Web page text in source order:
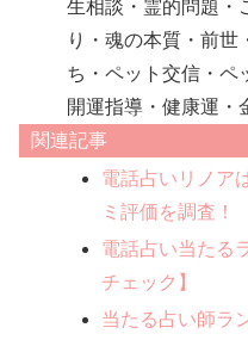
生相談・霊的問題・
り・魂の本質・前世
ち・ペット交信・ペ
開運指導・健康運・
関連記事
電話占いリノア
ミ評価を調査！
電話占い当たる
チェック】
当たる占い師ラ